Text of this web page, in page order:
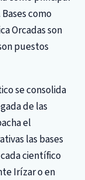
como
Orcadas son
puestos
se consolida
de las
el
las bases
científico
Irízar o en